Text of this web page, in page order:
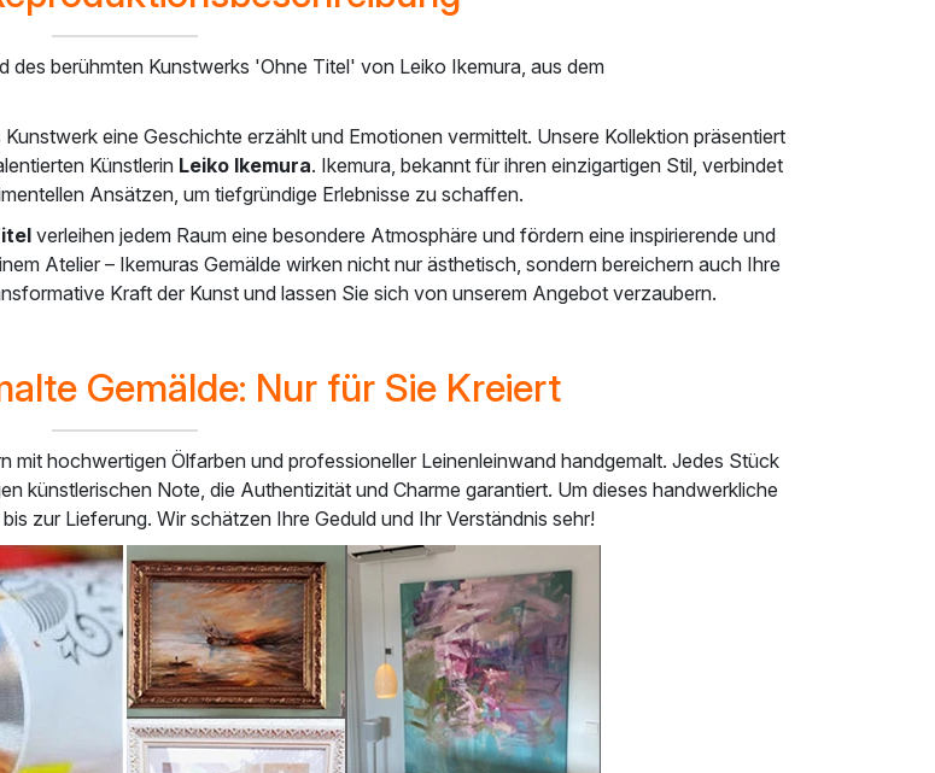
berühmten Kunstwerks 'Ohne Titel' von Leiko Ikemura, aus dem
eine Geschichte erzählt und Emotionen vermittelt. Unsere Kollektion präsentiert
Künstlerin Leiko Ikemura. Ikemura, bekannt für ihren einzigartigen Stil, verbindet
Ansätzen, um tiefgründige Erlebnisse zu schaffen.
verleihen jedem Raum eine besondere Atmosphäre und fördern eine inspirierende und
Atelier – Ikemuras Gemälde wirken nicht nur ästhetisch, sondern bereichern auch Ihre
Kraft der Kunst und lassen Sie sich von unserem Angebot verzaubern.
Gemälde: Nur für Sie Kreiert
mit hochwertigen Ölfarben und professioneller Leinenleinwand handgemalt. Jedes Stück
künstlerischen Note, die Authentizität und Charme garantiert. Um dieses handwerkliche
zur Lieferung. Wir schätzen Ihre Geduld und Ihr Verständnis sehr!